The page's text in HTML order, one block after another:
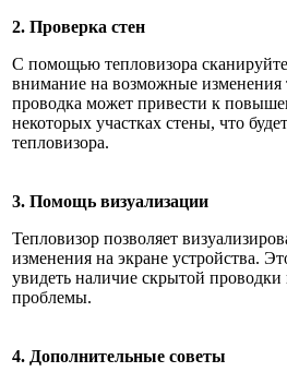
2. Проверка стен
С помощью тепловизора
внимание на возможные изменения
проводка может привести к
некоторых участках стены, что
тепловизора.
3. Помощь визуализации
Тепловизор позволяет
изменения на экране устройства.
увидеть наличие скрытой проводки
проблемы.
4. Дополнительные советы